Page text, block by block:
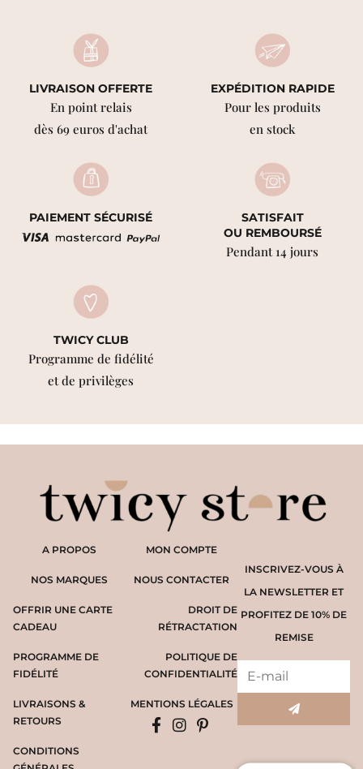
LIVRAISON OFFERTE
En point relais
dès 69 euros d'achat
EXPÉDITION RAPIDE
Pour les produits
en stock
PAIEMENT SÉCURISÉ
SATISFAIT
OU REMBOURSÉ
Pendant 14 jours
TWICY CLUB
Programme de fidélité
et de privilèges
A PROPOS
NOS MARQUES
OFFRIR UNE CARTE
CADEAU
PROGRAMME DE
FIDÉLITÉ
LIVRAISONS &
RETOURS
CONDITIONS
INSCRIVEZ-VOUS À
LA NEWSLETTER ET
PROFITEZ DE 10% DE
REMISE
MON COMPTE
NOUS CONTACTER
DROIT DE
RÉTRACTATION
POLITIQUE DE
CONFIDENTIALITÉ
MENTIONS LÉGALES